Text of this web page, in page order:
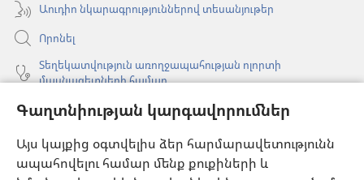
Գաղտնիության կարգավորումներ
Այս կայքից օգտվելիս ձեր հարմարավետությունն
ապահովելու համար մենք քուքիների և
Աուդիո նկարագրություններով տեսանյութեր
Որոնել
Տեղեկատվություն առողջապահության ոլորտի
մասնագետների համար
Գլոբալ հաղորդակցություն
Օգնություն
Նվիրատվություններ